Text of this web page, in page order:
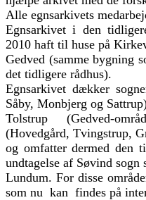
Alle egnsarkivets
Egnsarkivet i den
2010 haft til huse på
Gedved (samme bygning
det tidligere rådhus).
Egnsarkivet dækker
Såby, Monbjerg og
Tolstrup (Gedved-
(Hovedgård, Tvingstrup,
og omfatter dermed den
undtagelse af Søvind sogn
Lundum.For disse
som nu kan findes på